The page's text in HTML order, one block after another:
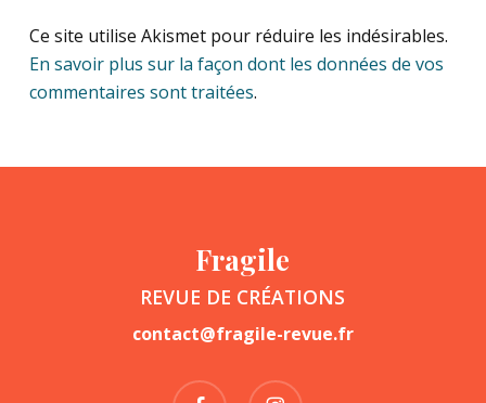
Ce site utilise Akismet pour réduire les indésirables.
En savoir plus sur la façon dont les données de vos
commentaires sont traitées.
Fragile
REVUE DE CRÉATIONS
contact@fragile-revue.fr
facebook instagram